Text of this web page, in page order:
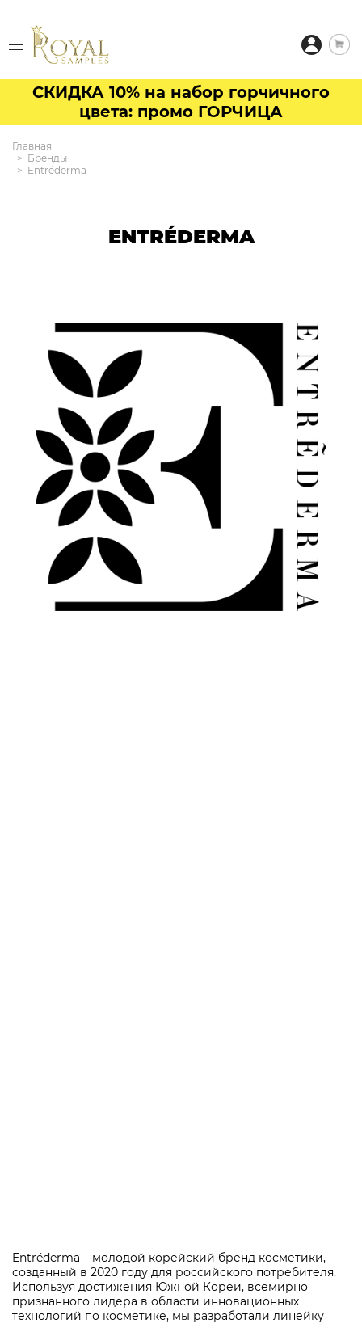
СКИДКА 10% на набор горчичного
цвета: промо ГОРЧИЦА
Главная
Бренды
Entréderma
ENTRÉDERMA
Entréderma – молодой корейский бренд косметики,
созданный в 2020 году для российского потребителя.
Используя достижения Южной Кореи, всемирно
признанного лидера в области инновационных
технологий по косметике, мы разработали линейку